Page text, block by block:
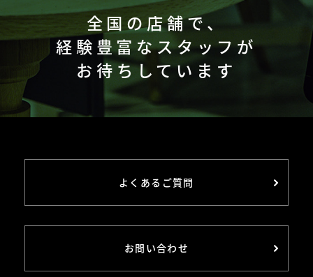
全国の店舗で、
経験豊富なスタッフが
お待ちしています
よくあるご質問
お問い合わせ